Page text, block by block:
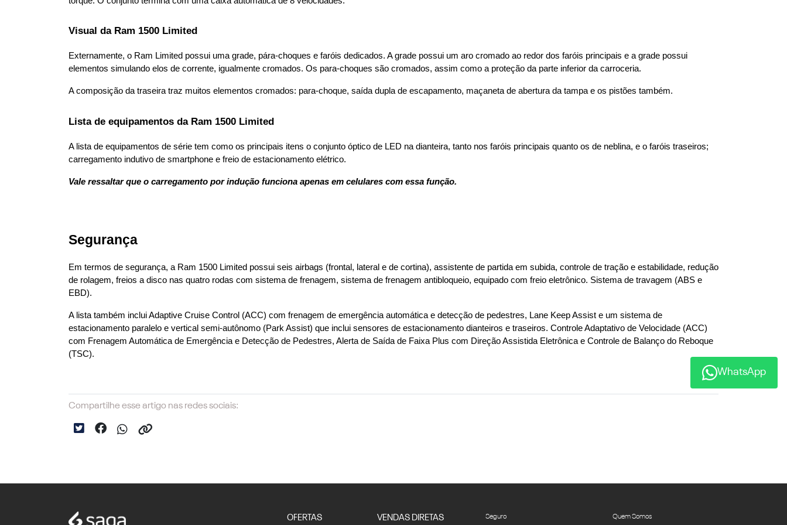
Visual da Ram 1500 Limited
Externamente, o Ram Limited possui uma grade, pára-choques e faróis dedicados. A grade possui um aro cromado ao redor dos faróis principais e a grade possui
elementos simulando elos de corrente, igualmente cromados. Os para-choques são cromados, assim como a proteção da parte inferior da carroceria.
A composição da traseira traz muitos elementos cromados: para-choque, saída dupla de escapamento, maçaneta de abertura da tampa e os pistões também.
Lista de equipamentos da Ram 1500 Limited
A lista de equipamentos de série tem como os principais itens o conjunto óptico de LED na dianteira, tanto nos faróis principais quanto os de neblina, e o faróis traseiros;
carregamento indutivo de smartphone e freio de estacionamento elétrico.
Vale ressaltar que o carregamento por indução funciona apenas em celulares com essa função.
Segurança
Em termos de segurança, a Ram 1500 Limited possui seis airbags (frontal, lateral e de cortina), assistente de partida em subida, controle de tração e estabilidade, redução
de rolagem, freios a disco nas quatro rodas com sistema de frenagem, sistema de frenagem antibloqueio, equipado com freio eletrônico. Sistema de travagem (ABS e
EBD).
A lista também inclui Adaptive Cruise Control (ACC) com frenagem de emergência automática e detecção de pedestres, Lane Keep Assist e um sistema de
estacionamento paralelo e vertical semi-autônomo (Park Assist) que inclui sensores de estacionamento dianteiros e traseiros. Controle Adaptativo de Velocidade (ACC)
com Frenagem Automática de Emergência e Detecção de Pedestres, Alerta de Saída de Faixa Plus com Direção Assistida Eletrônica e Controle de Balanço do Reboque
(TSC).
Compartilhe esse artigo nas redes sociais:
OFERTAS VENDAS DIRETAS Seguro Quem Somos
WhatsApp